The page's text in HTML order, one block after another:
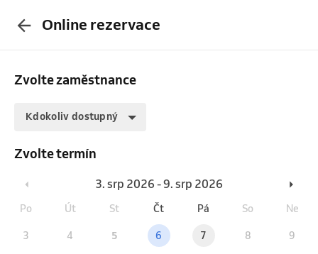
Online rezervace
Zvolte zaměstnance
Kdokoliv dostupný
Zvolte termín
3. srp 2026 - 9. srp 2026
Po Út St Čt Pá So Ne
3 4 5 6 7 8 9